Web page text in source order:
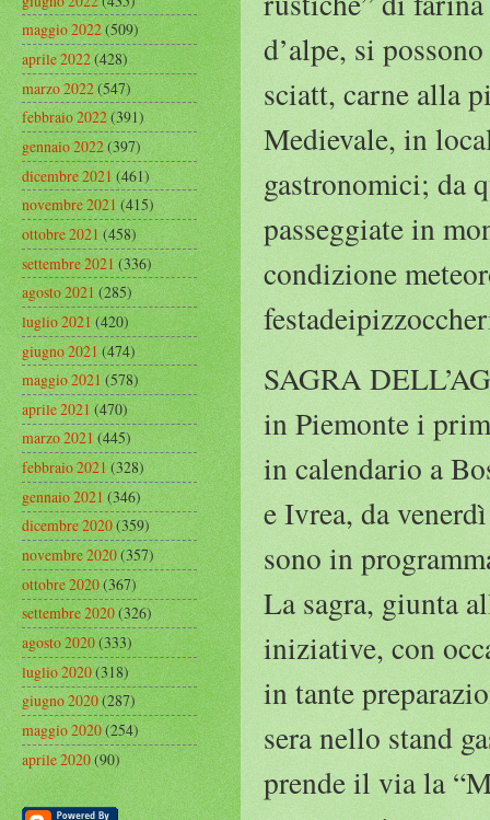
d’alpe, si
sciatt, carne alla
Medievale, in
gastronomici; da
passeggiate in
condizione
SAGRA
in Piemonte i
in calendario a
e Ivrea, da
sono in
La sagra, giunta
iniziative, con
in tante
sera nello stand
prende il via la
maggio 2022(509)
aprile 2022(428)
marzo 2022(547)
febbraio 2022(391)
gennaio 2022(397)
dicembre 2021(461)
novembre 2021(415)
ottobre 2021(458)
settembre 2021(336)
agosto 2021(285)
luglio 2021(420)
giugno 2021(474)
maggio 2021(578)
aprile 2021(470)
marzo 2021(445)
febbraio 2021(328)
gennaio 2021(346)
dicembre 2020(359)
novembre 2020(357)
ottobre 2020(367)
settembre 2020(326)
agosto 2020(333)
luglio 2020(318)
giugno 2020(287)
maggio 2020(254)
aprile 2020(90)